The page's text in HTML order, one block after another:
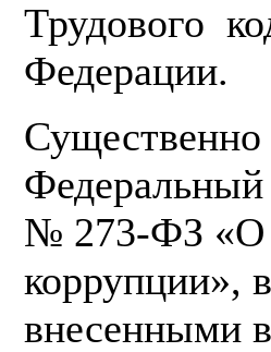
Трудового
Федерации.
Федеральный
№ 273-ФЗ «О
коррупции»,
внесенными